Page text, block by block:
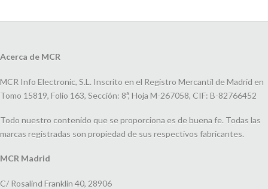
Acerca de MCR
MCR Info Electronic, S.L. Inscrito en el Registro Mercantil de Madrid en
Tomo 15819, Folio 163, Sección: 8ª, Hoja M-267058, CIF: B-82766452
Todo nuestro contenido que se proporciona es de buena fe. Todas las
marcas registradas son propiedad de sus respectivos fabricantes.
MCR Madrid
C/ Rosalind Franklin 40, 28906